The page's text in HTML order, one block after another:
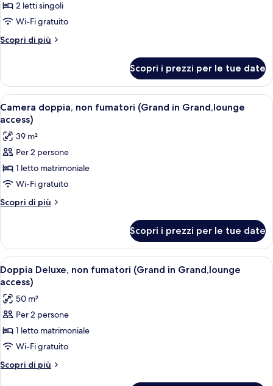
Camera
Comfort
con
singoli,
non
fumatori
(Comfort
Large
Twin
Room
-
East
Buildi)
2 letti singoli
Wi-Fi gratuito
Scopri di più
Altri
Comfort
con
2
letti
non
fumatori
Large
Twin
-
Scopri i prezzi per le tue date
Apri
tutte
le
foto
per
Camera
doppia,
non
in
Grand,lounge
access)
Camera doppia, non fumatori
7
Camera doppia, non fumatori (Grand in Grand,lounge
access)
39 m²
Per 2 persone
1 letto matrimoniale
Wi-Fi gratuito
Scopri di più
Altri
doppia,
non
fumatori
(Grand
Grand,lounge
access)
Scopri i prezzi per le tue date
Apri
tutte
le
foto
per
Doppia
Deluxe,
non
Una camera d'albergo con un letto
6
Doppia Deluxe, non fumatori (Grand in Grand,lounge
access)
50 m²
Per 2 persone
1 letto matrimoniale
Wi-Fi gratuito
Scopri di più
Altri